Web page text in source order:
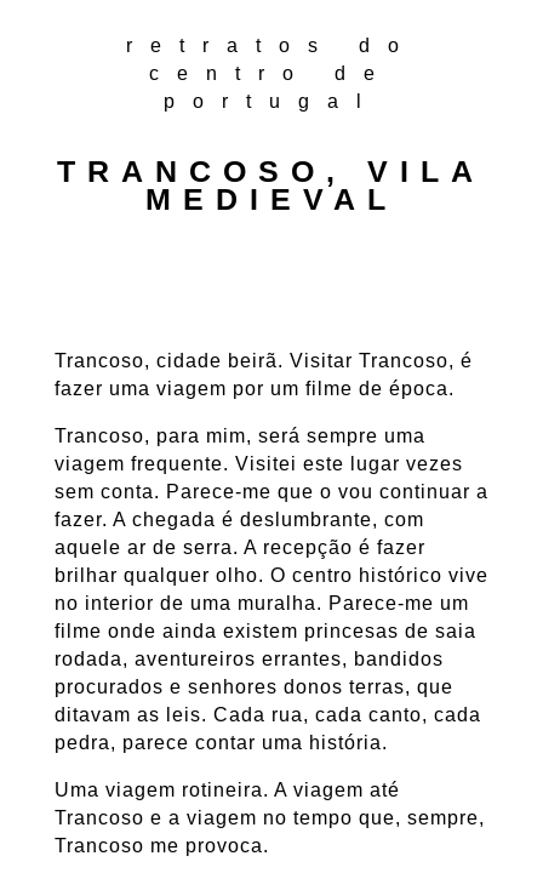
retratos do
centro de
portugal
TRANCOSO, VILA
MEDIEVAL
Trancoso, cidade beirã. Visitar Trancoso, é
fazer uma viagem por um filme de época.
Trancoso, para mim, será sempre uma
viagem frequente. Visitei este lugar vezes
sem conta. Parece-me que o vou continuar a
fazer. A chegada é deslumbrante, com
aquele ar de serra. A recepção é fazer
brilhar qualquer olho. O centro histórico vive
no interior de uma muralha. Parece-me um
filme onde ainda existem princesas de saia
rodada, aventureiros errantes, bandidos
procurados e senhores donos terras, que
ditavam as leis. Cada rua, cada canto, cada
pedra, parece contar uma história.
Uma viagem rotineira. A viagem até
Trancoso e a viagem no tempo que, sempre,
Trancoso me provoca.